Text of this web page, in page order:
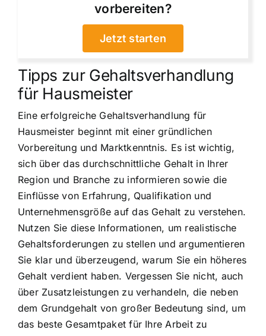
vorbereiten?
Jetzt starten
Tipps zur Gehaltsverhandlung
für Hausmeister
Eine erfolgreiche Gehaltsverhandlung für
Hausmeister beginnt mit einer gründlichen
Vorbereitung und Marktkenntnis. Es ist wichtig,
sich über das durchschnittliche Gehalt in Ihrer
Region und Branche zu informieren sowie die
Einflüsse von Erfahrung, Qualifikation und
Unternehmensgröße auf das Gehalt zu verstehen.
Nutzen Sie diese Informationen, um realistische
Gehaltsforderungen zu stellen und argumentieren
Sie klar und überzeugend, warum Sie ein höheres
Gehalt verdient haben. Vergessen Sie nicht, auch
über Zusatzleistungen zu verhandeln, die neben
dem Grundgehalt von großer Bedeutung sind, um
das beste Gesamtpaket für Ihre Arbeit zu